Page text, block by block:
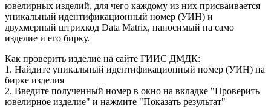
ювелирных изделий, для чего каждому из них присваивается
уникальный идентификационный номер (УИН) и
двухмерный штрихкод Data Matrix, наносимый на само
изделие и его бирку.
Как проверить изделие на сайте ГИИС ДМДК:
1. Найдите уникальный идентификационный номер (УИН) на
бирке изделия
2. Введите полученный номер в окно на вкладке "Проверить
ювелирное изделие" и нажмите "Показать результат"